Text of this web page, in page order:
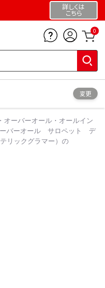
詳しくは
こちら
0
変更
オーバーオール・オールイン
バーオール サロペット デ
リックグラマー）の